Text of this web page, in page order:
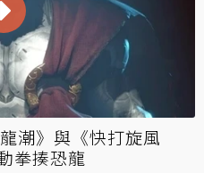
潮》與《快打旋風
拳揍恐龍